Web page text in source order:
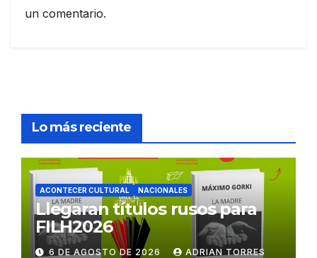
un comentario.
Lo más reciente
ACONTECER CULTURAL NACIONALES
Llegaran títulos rusos para
FILH2026
6 DE AGOSTO DE 2026 ADRIAN TORRES